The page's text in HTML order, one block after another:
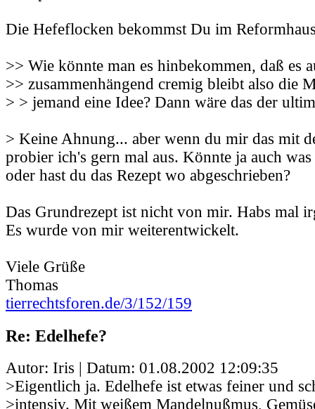
Die Hefeflocken bekommst Du im
>> Wie könnte man es hinbekommen, daß es
>> zusammenhängend cremig bleibt also die
> > jemand eine Idee? Dann wäre das der
> Keine Ahnung... aber wenn du mir das mit
probier ich's gern mal aus. Könnte ja auch
oder hast du das Rezept wo abgeschrieben?
Das Grundrezept ist nicht von mir. Habs mal
Es wurde von mir weiterentwickelt.
Viele Grüße
Thomas
tierrechtsforen.de/3/152/159
Re: Edelhefe?
Autor: Iris | Datum: 01.08.2002 12:09:35
>Eigentlich ja. Edelhefe ist etwas feiner und
>intensiv. Mit weißem Mandelnußmus,